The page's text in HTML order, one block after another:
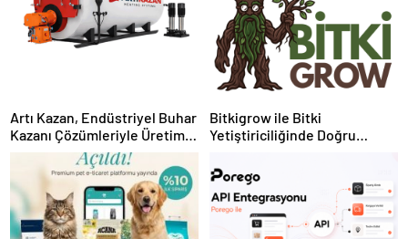
Artı Kazan, Endüstriyel Buhar
Kazanı Çözümleriyle Üretim
Tesislerine Verimli Sistemler
Sunuyor
Bitkigrow ile Bitki
Yetiştiriciliğinde Doğru